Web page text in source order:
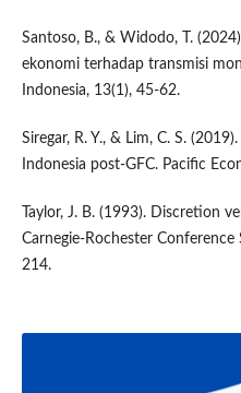
Santoso, B., & Widodo, T.
ekonomi terhadap transmisi
Indonesia, 13(1), 45-62.
Siregar, R. Y., & Lim, C. S.
Indonesia post-GFC. Pacific
Taylor, J. B. (1993). Discretion
Carnegie-Rochester
214.